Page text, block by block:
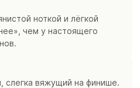
ноткой и лёгкой
чем у настоящего
слегка вяжущий на финише.